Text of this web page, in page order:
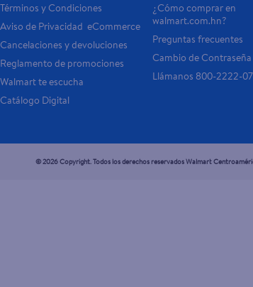
Términos y Condiciones
Aviso de Privacidad  eCommerce
Cancelaciones y devoluciones
Reglamento de promociones
Walmart te escucha
Catálogo Digital
¿Cómo comprar en
walmart.com.hn?
Preguntas frecuentes
Cambio de Contraseña
Llámanos 800-2222-
© 2026 Copyright. Todos los derechos reservados Walmart